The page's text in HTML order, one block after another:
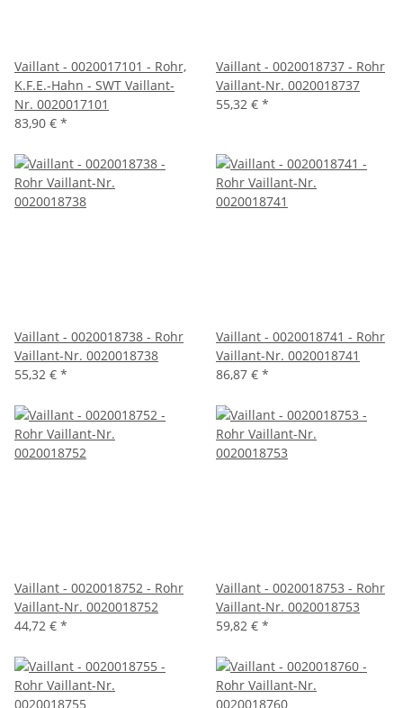
Vaillant - 0020017101 - Rohr,
K.F.E.-Hahn - SWT Vaillant-
Nr. 0020017101
83,90 € *
Vaillant - 0020018737 - Rohr
Vaillant-Nr. 0020018737
55,32 € *
Vaillant - 0020018738 - Rohr
Vaillant-Nr. 0020018738
55,32 € *
Vaillant - 0020018741 - Rohr
Vaillant-Nr. 0020018741
86,87 € *
Vaillant - 0020018752 - Rohr
Vaillant-Nr. 0020018752
44,72 € *
Vaillant - 0020018753 - Rohr
Vaillant-Nr. 0020018753
59,82 € *